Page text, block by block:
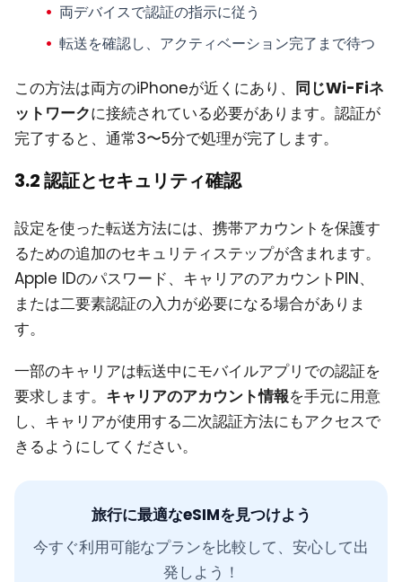
両デバイスで認証の指示に従う
転送を確認し、アクティベーション完了まで待つ
この方法は両方のiPhoneが近くにあり、 同じWi-Fiネ
ットワークに接続されている必要があります。認証が
完了すると、通常3〜5分で処理が完了します。
3.2 認証とセキュリティ確認
設定を使った転送方法には、携帯アカウントを保護す
るための追加のセキュリティステップが含まれます。
Apple IDのパスワード、キャリアのアカウントPIN、
または二要素認証の入力が必要になる場合がありま
す。
一部のキャリアは転送中にモバイルアプリでの認証を
要求します。 キャリアのアカウント情報を手元に用意
し、キャリアが使用する二次認証方法にもアクセスで
きるようにしてください。
旅行に最適なeSIMを見つけよう
今すぐ利用可能なプランを比較して、安心して出
発しよう！